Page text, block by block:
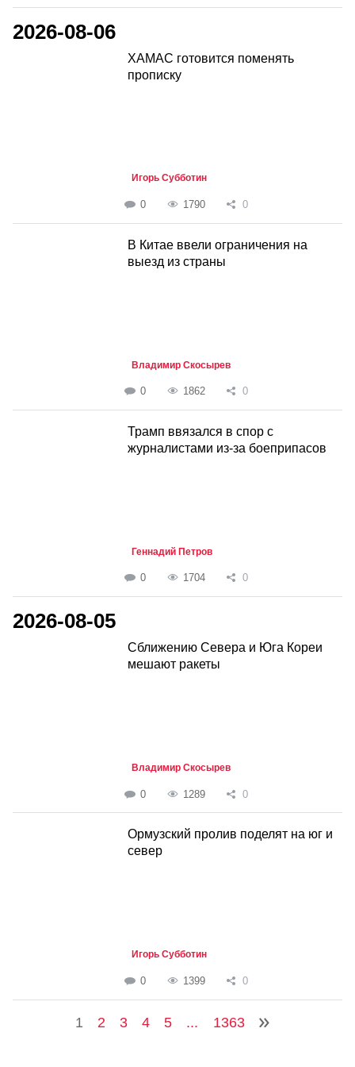
2026-08-06
ХАМАС готовится поменять
прописку
Игорь Субботин
0 1790 0
В Китае ввели ограничения на
выезд из страны
Владимир Скосырев
0 1862 0
Трамп ввязался в спор с
журналистами из-за боеприпасов
Геннадий Петров
0 1704 0
2026-08-05
Сближению Севера и Юга Кореи
мешают ракеты
Владимир Скосырев
0 1289 0
Ормузский пролив поделят на юг и
север
Игорь Субботин
0 1399 0
1 2 3 4 5 ... 1363